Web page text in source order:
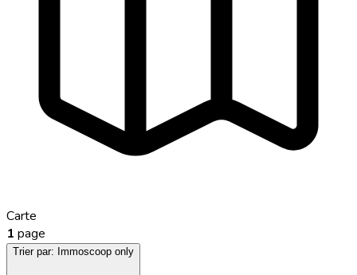
Carte
1 page
Trier par: Immoscoop only